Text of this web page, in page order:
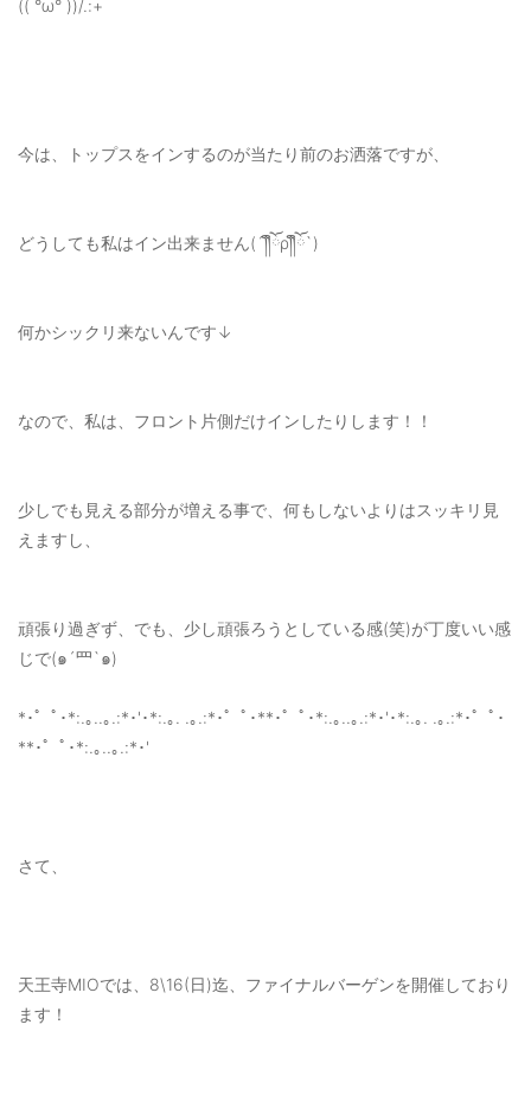
(( °ω° ))/.:+
今は、トップスをインするのが当たり前のお洒落ですが、
どうしても私はイン出来ません(´༎ຶོρ༎ຶོ`)
何かシックリ来ないんです↓
なので、私は、フロント片側だけインしたりします！！
少しでも見える部分が増える事で、何もしないよりはスッキリ見
えますし、
頑張り過ぎず、でも、少し頑張ろうとしている感(笑)が丁度いい感
じで(๑´罒`๑)
*･゜ﾟ･*:.｡..｡.:*･'･*:.｡. .｡.:*･゜ﾟ･**･゜ﾟ･*:.｡..｡.:*･'･*:.｡. .｡.:*･゜ﾟ･
**･゜ﾟ･*:.｡..｡.:*･'
さて、
天王寺MIOでは、8\16(日)迄、ファイナルバーゲンを開催しており
ます！